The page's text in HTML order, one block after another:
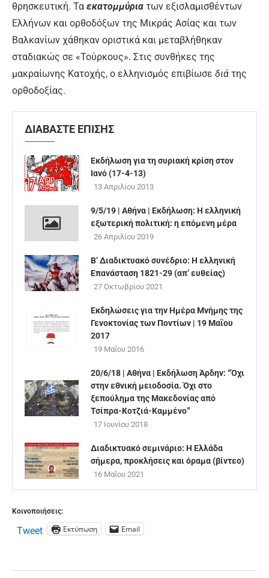
θρησκευτική. Τα εκατομμύρια των εξισλαμισθέντων
Ελλήνων και ορθοδόξων της Μικράς Ασίας και των
Βαλκανίων χάθηκαν οριστικά και μεταβλήθηκαν
σταδιακώς σε «Τούρκους». Στις συνθήκες της
μακραίωνης Κατοχής, ο ελληνισμός επιβίωσε διά της
ορθοδοξίας.
ΔΙΑΒΑΣΤΕ ΕΠΙΣΗΣ
Εκδήλωση για τη συριακή κρίση στον
Ιανό (17-4-13)
13 Απριλίου 2013
9/5/19 | Αθήνα | Εκδήλωση: Η ελληνική
εξωτερική πολιτική: η επόμενη μέρα
26 Απριλίου 2019
Β’ Διαδικτυακό συνέδριο: Η ελληνική
Επανάσταση 1821-29 (απ’ ευθείας)
27 Οκτωβρίου 2021
Εκδηλώσεις για την Ημέρα Μνήμης της
Γενοκτονίας των Ποντίων | 19 Μαΐου
2017
19 Μαΐου 2016
20/6/18 | Αθήνα | Εκδήλωση Άρδην: “Όχι
στην εθνική μειοδοσία. Όχι στο
ξεπούλημα της Μακεδονίας από
Τσίπρα-Κοτζιά-Καμμένο”
17 Ιουνίου 2018
Διαδικτυακό σεμινάριο: Η Ελλάδα
σήμερα, προκλήσεις και όραμα (βίντεο)
16 Μαΐου 2021
Κοινοποιήσεις:
Tweet Εκτύπωση Email